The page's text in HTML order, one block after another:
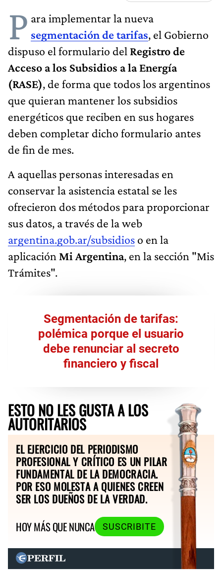
P ara implementar la nueva
segmentación de tarifas, el Gobierno
dispuso el formulario del Registro de
Acceso a los Subsidios a la Energía
(RASE), de forma que todos los argentinos
que quieran mantener los subsidios
energéticos que reciben en sus hogares
deben completar dicho formulario antes
de fin de mes.
A aquellas personas interesadas en
conservar la asistencia estatal se les
ofrecieron dos métodos para proporcionar
sus datos, a través de la web
argentina.gob.ar/subsidios o en la
aplicación Mi Argentina, en la sección "Mis
Trámites".
Segmentación de tarifas:
polémica porque el usuario
debe renunciar al secreto
financiero y fiscal
ESTO NO LES GUSTA A LOS
AUTORITARIOS
EL EJERCICIO DEL PERIODISMO
PROFESIONAL Y CRÍTICO ES UN PILAR
FUNDAMENTAL DE LA DEMOCRACIA.
POR ESO MOLESTA A QUIENES CREEN
SER LOS DUEÑOS DE LA VERDAD.
HOY MÁS QUE NUNCA
SUSCRIBITE